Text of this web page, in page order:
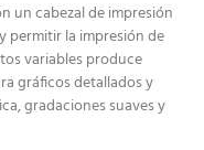
un cabezal de impresión
permitir la impresión de
variables produce
gráficos detallados y
gradaciones suaves y